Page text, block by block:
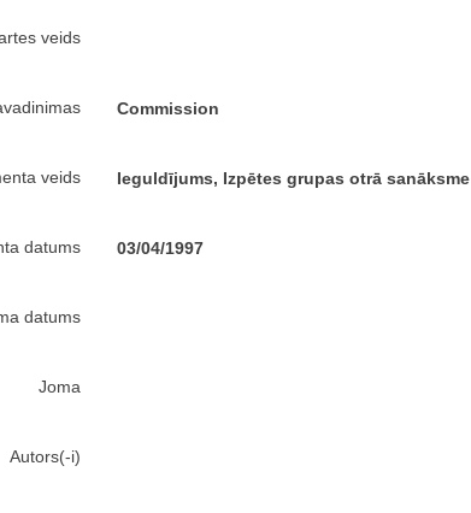
veids
Commission
veids Ieguldījums, Izpētes grupas otrā sanāksme
datums 03/04/1997
datums
Joma
Autors(-i)